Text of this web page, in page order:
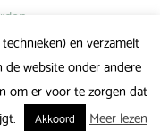
en verzamelt
website onder andere
om er voor te zorgen dat
Akkoord Meer lezen